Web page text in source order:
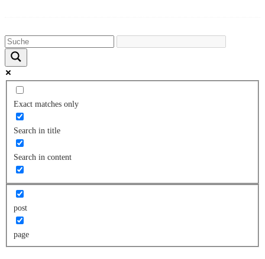
Exact matches only
Search in title
Search in content
post
page